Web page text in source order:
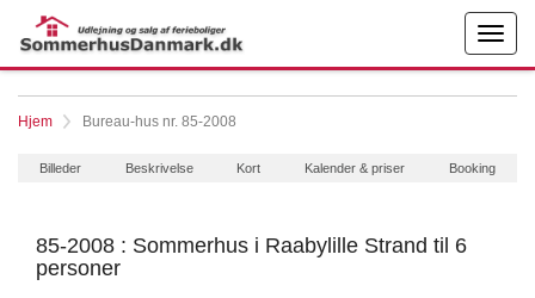
Hjem Bureau-hus nr. 85-2008
Billeder Beskrivelse Kort Kalender & priser Booking
85-2008 : Sommerhus i Raabylille Strand til 6
personer